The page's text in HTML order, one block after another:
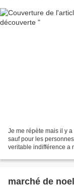
Je me répète mais il y
sauf pour les
veritable indifférence a
marché de noel de